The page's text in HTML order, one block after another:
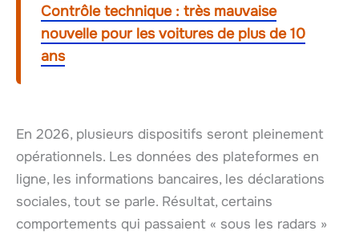
Contrôle technique : très mauvaise
nouvelle pour les voitures de plus de 10
ans
En 2026, plusieurs dispositifs seront pleinement
opérationnels. Les données des plateformes en
ligne, les informations bancaires, les déclarations
sociales, tout se parle. Résultat, certains
comportements qui passaient « sous les radars »